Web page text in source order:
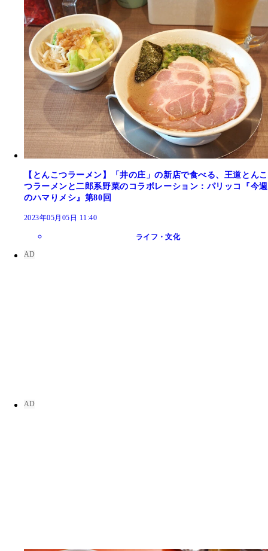
【とんこつラーメン】「井の庄」の新店で食べる、王道とんこ
つラーメンと二郎系野菜のコラボレーション：パリッコ『今週
のハマりメシ』第80回
2023年05月05日 11:40
ライフ・文化